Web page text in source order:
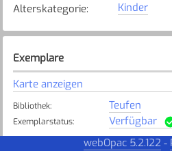
Alterskategorie: Kinder
Exemplare
Karte anzeigen
Bibliothek: Teufen
Exemplarstatus:
Verfügbar
webOpac 5.2.122 -